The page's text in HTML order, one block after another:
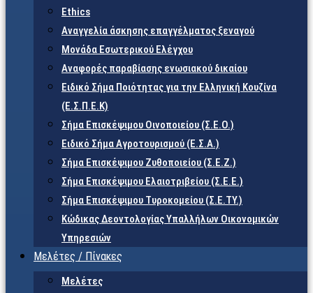
Ethics
Αναγγελία άσκησης επαγγέλματος ξεναγού
Μονάδα Εσωτερικού Ελέγχου
Αναφορές παραβίασης ενωσιακού δικαίου
Ειδικό Σήμα Ποιότητας για την Ελληνική Κουζίνα
(Ε.Σ.Π.Ε.Κ)
Σήμα Επισκέψιμου Οινοποιείου (Σ.Ε.Ο.)
Ειδικό Σήμα Αγροτουρισμού (Ε.Σ.Α.)
Σήμα Επισκέψιμου Ζυθοποιείου (Σ.Ε.Ζ.)
Σήμα Επισκέψιμου Ελαιοτριβείου (Σ.Ε.Ε.)
Σήμα Επισκέψιμου Τυροκομείου (Σ.Ε.TY.)
Κώδικας Δεοντολογίας Υπαλλήλων Οικονομικών
Υπηρεσιών
Μελέτες / Πίνακες
Μελέτες